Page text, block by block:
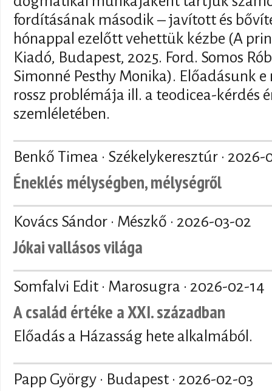
fordításának második – javított és
hónappal ezelőtt vehettük kézbe (A
Kiadó, Budapest, 2025. Ford. Somos
Simonné Pesthy Monika). Előadásunk
rossz problémája ill. a teodicea-kérdés
szemléletében.
Benkő Timea · Székelykeresztúr · 2026-
Éneklés mélységben, mélységről
Kovács Sándor · Mészkő · 2026-03-02
Jókai vallásos világa
Somfalvi Edit · Marosugra · 2026-02-14
A család értéke a XXI. században
Előadás a Házasság hete alkalmából.
Papp György · Budapest · 2026-02-03